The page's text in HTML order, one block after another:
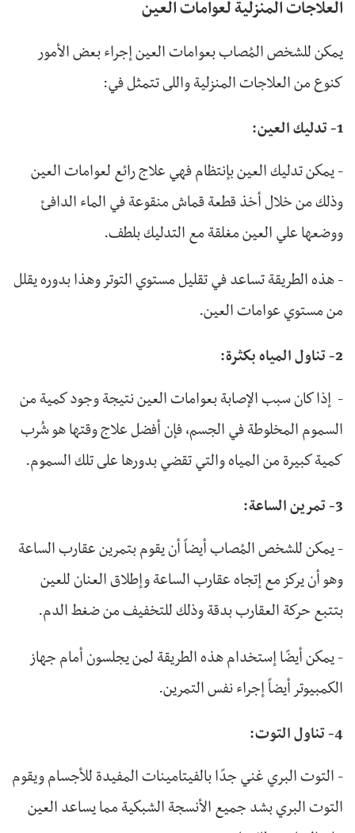
العلاجات المنزلية لعوامات العين
يمكن للشخص المُصاب بعوامات العين إجراء بعض الأمور
كنوع من العلاجات المنزلية واللى تتمثل في:
1- تدليك العين:
- يمكن تدليك العين بإنتظام فهي علاج رائع لعوامات العين
وذلك من خلال أخذ قطعة قماش منقوعة في الماء الدافئ
ووضعها علي العين مغلقة مع التدليك بلطف.
- هذه الطريقة تساعد في تقليل مستوي التوتر وهذا بدوره يقلل
من مستوي عوامات العين.
2- تناول المياه بكثرة:
- إذا كان سبب الإصابة بعوامات العين نتيجة وجود كمية من
السموم المخلوطة في الجسم، فإن أفضل علاج وقتها هو شُرب
كمية كبيرة من المياه والتي تقضي بدورها على تلك السموم.
3- تمرين الساعة:
- يمكن للشخص المُصاب أيضاً أن يقوم بتمرين عقارب الساعة
وهو أن يركز مع إتجاه عقارب الساعة وإطلاق العنان للعين
بتتبع حركة العقارب بدقة وذلك للتخفيف من ضغط الدم.
- يمكن أيضًا إستخدام هذه الطريقة لمن يجلسون أمام جهاز
الكمبيوتر أيضاً إجراء نفس التمرين.
4- تناول التوت:
- التوت البري غني جدًا بالفيتامينات المفيدة للأجسام ويقوم
التوت البري بشد جميع الأنسجة الشبكية مما يساعد العين